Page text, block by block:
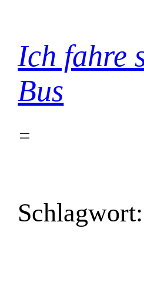
springen
Ich fahre
Bus
Schlagwort: